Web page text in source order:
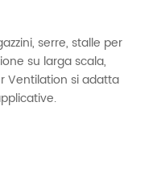
serre, stalle per
su larga scala,
Ventilation si adatta